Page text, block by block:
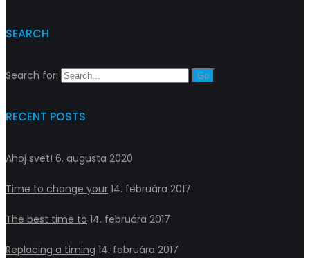
SEARCH
Search for:
RECENT POSTS
Ahoj svet! 6. augusta 2020
Time to change your 14. februára 2017
The best time to 14. februára 2017
Replacing a timing 14. februára 2017